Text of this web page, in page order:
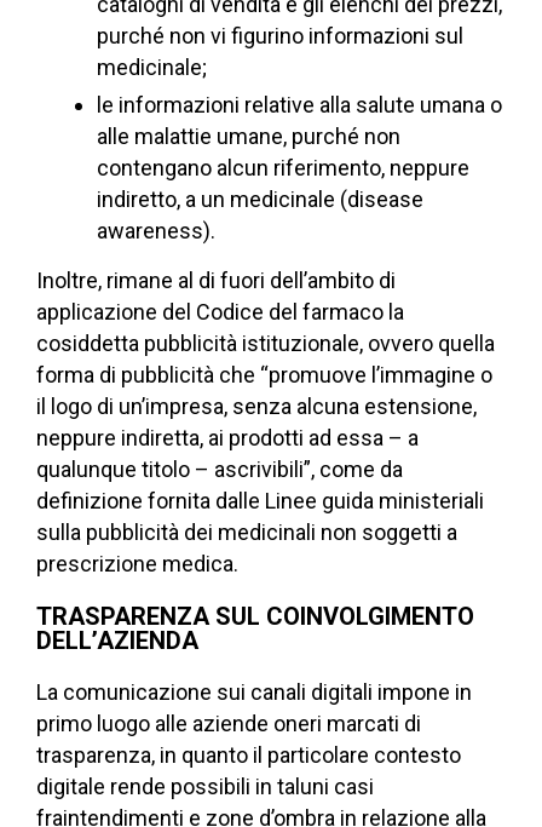
purché non vi figurino informazioni sul
medicinale;
le informazioni relative alla salute umana o
alle malattie umane, purché non
contengano alcun riferimento, neppure
indiretto, a un medicinale (disease
awareness).
Inoltre, rimane al di fuori dell’ambito di
applicazione del Codice del farmaco la
cosiddetta pubblicità istituzionale, ovvero quella
forma di pubblicità che “promuove l’immagine o
il logo di un’impresa, senza alcuna estensione,
neppure indiretta, ai prodotti ad essa – a
qualunque titolo – ascrivibili”, come da
definizione fornita dalle Linee guida ministeriali
sulla pubblicità dei medicinali non soggetti a
prescrizione medica.
TRASPARENZA SUL COINVOLGIMENTO
DELL’AZIENDA
La comunicazione sui canali digitali impone in
primo luogo alle aziende oneri marcati di
trasparenza, in quanto il particolare contesto
digitale rende possibili in taluni casi
fraintendimenti e zone d’ombra in relazione alla